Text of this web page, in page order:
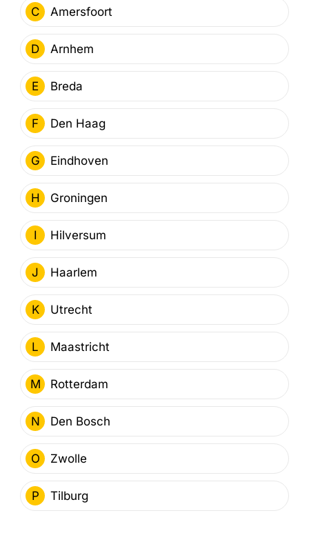
C Amersfoort
D Arnhem
E Breda
F Den Haag
G Eindhoven
H Groningen
I Hilversum
J Haarlem
K Utrecht
L Maastricht
M Rotterdam
N Den Bosch
O Zwolle
P Tilburg